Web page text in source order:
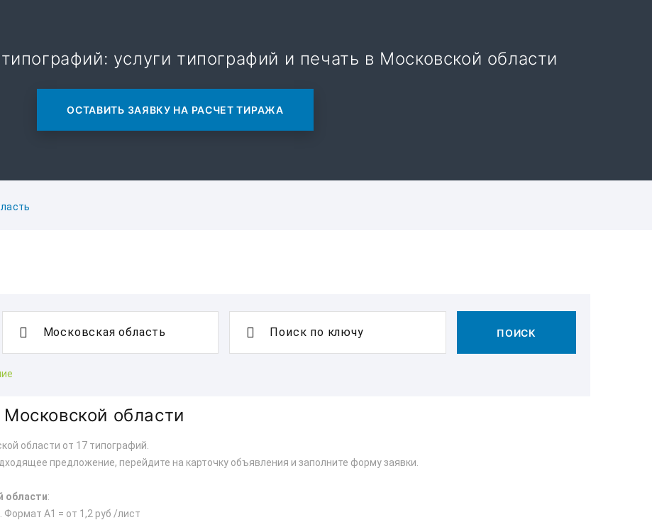
услуги типографий и печать в Московской области
ОСТАВИТЬ ЗАЯВКУ НА РАСЧЕТ ТИРАЖА
Поиск по ключу ПОИСК
области
области от 17 типографий.
предложение, перейдите на карточку объявления и заполните форму заявки.
области:
А1 = от 1,2 руб /лист